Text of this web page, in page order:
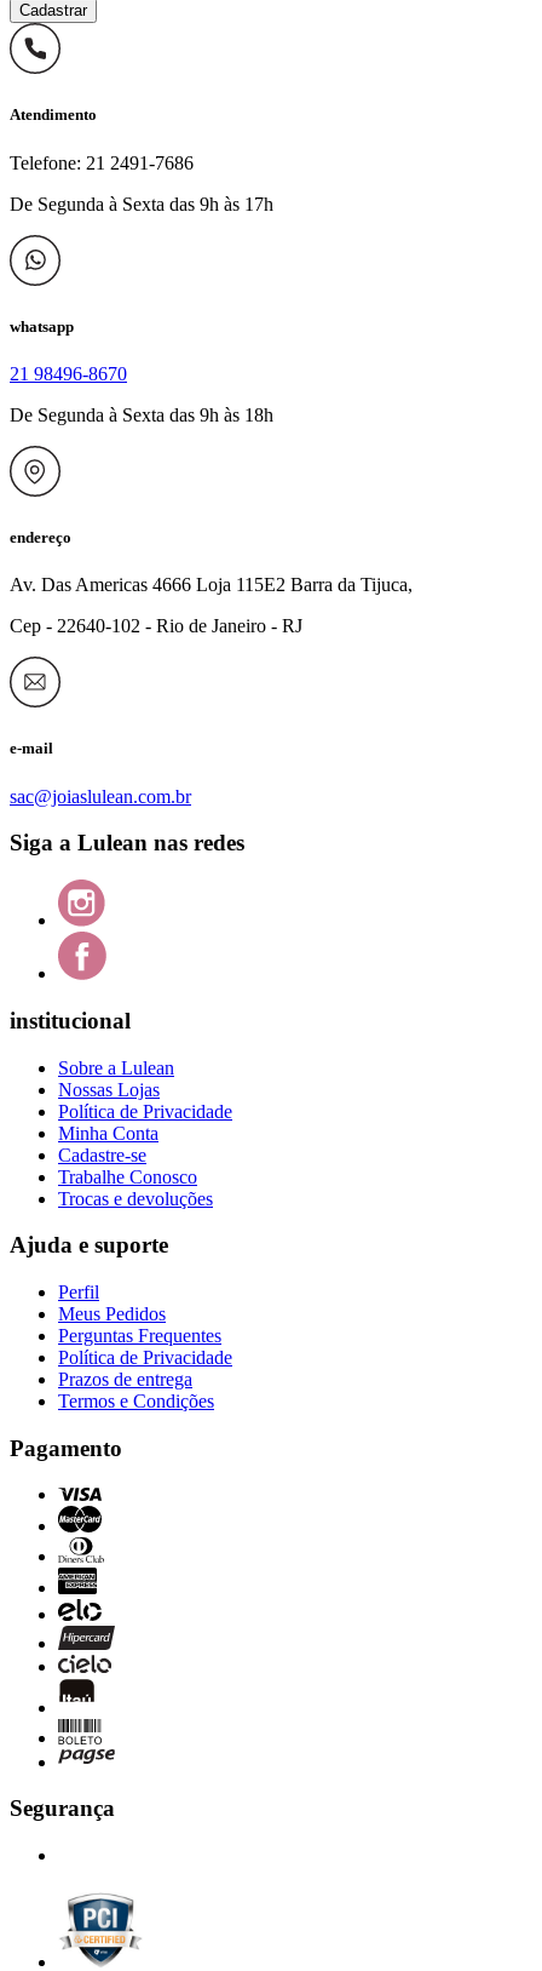
Cadastrar
Atendimento
Telefone: 21 2491-7686
De Segunda à Sexta das 9h às 17h
whatsapp
21 98496-8670
De Segunda à Sexta das 9h às 18h
endereço
Av. Das Americas 4666 Loja 115E2 Barra da Tijuca,
Cep - 22640-102 - Rio de Janeiro - RJ
e-mail
sac@joiaslulean.com.br
Siga a Lulean nas redes
institucional
Sobre a Lulean
Nossas Lojas
Política de Privacidade
Minha Conta
Cadastre-se
Trabalhe Conosco
Trocas e devoluções
Ajuda e suporte
Perfil
Meus Pedidos
Perguntas Frequentes
Política de Privacidade
Prazos de entrega
Termos e Condições
Pagamento
Segurança